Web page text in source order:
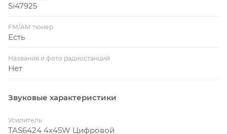
Si47925
FM/AM тюнер
Есть
Названия и фото радиостанций
Нет
Звуковые характеристики
Усилитель
TAS6424 4x45W Цифровой